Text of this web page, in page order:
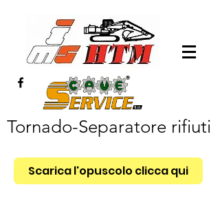
Tornado-Separatore rifiuti
Scarica l'opuscolo clicca qui